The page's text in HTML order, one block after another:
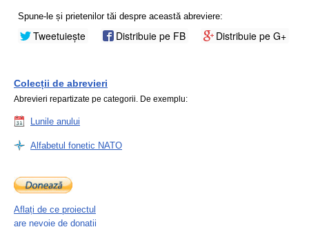
Spune-le și prietenilor tăi despre această abreviere:
Tweetuiește Distribuie pe FB Distribuie pe G+
Colecții de abrevieri
Abrevieri repartizate pe categorii. De exemplu:
Lunile anului
Alfabetul fonetic NATO
Aflați de ce proiectul
are nevoie de donații